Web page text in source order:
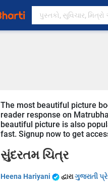
The most beautiful picture
reader response on
beautiful picture is also
fast. Signup now to get
સુંદરતમ ચિત્ર
Heena Hariyani દ્વારાગુજરાતી